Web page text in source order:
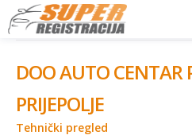
DOO AUTO CENTAR
PRIJEPOLJE
Tehnički pregled